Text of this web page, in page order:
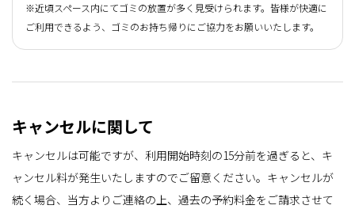
※近頃スペース内にてゴミの放置が多く見受けられます。皆様が快適に
ご利用できるよう、ゴミのお持ち帰りにご協力をお願いいたします。
キャンセルに関して
キャンセルは可能ですが、利用開始時刻の15分前を過ぎると、キ
ャンセル料が発生いたしますのでご留意ください。キャンセルが
続く場合、当方よりご連絡の上、過去の予約料金をご請求させて